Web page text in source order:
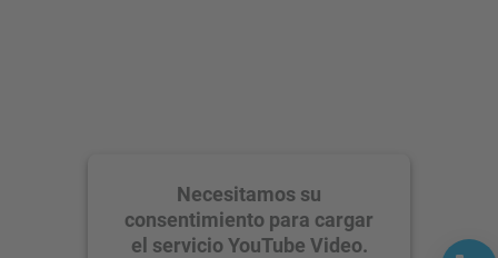
Necesitamos su
consentimiento para cargar
el servicio YouTube Video.